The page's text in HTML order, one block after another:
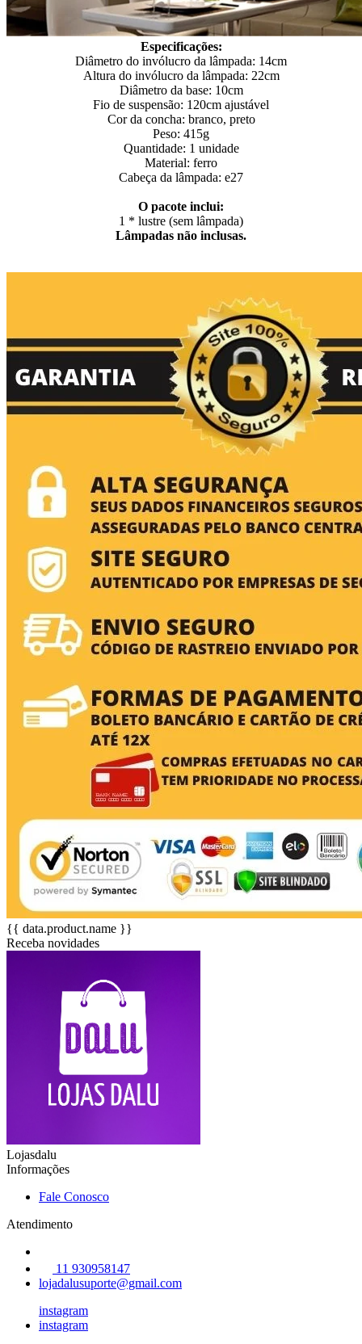
Especificações:
Diâmetro do invólucro da lâmpada: 14cm
Altura do invólucro da lâmpada: 22cm
Diâmetro da base: 10cm
Fio de suspensão: 120cm ajustável
Cor da concha: branco, preto
Peso: 415g
Quantidade: 1 unidade
Material: ferro
Cabeça da lâmpada: e27
O pacote inclui:
1 * lustre (sem lâmpada)
Lâmpadas não inclusas.
{{ data.product.name }}
Receba novidades
Lojasdalu
Informações
Fale Conosco
Atendimento
11 930958147
lojadalusuporte@gmail.com
instagram
instagram